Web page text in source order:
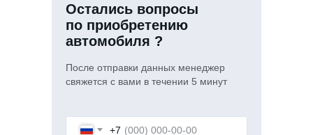
+7
Остались вопросы
по приобретению
автомобиля ?
После отправки данных менеджер
свяжется с вами в течении 5 минут